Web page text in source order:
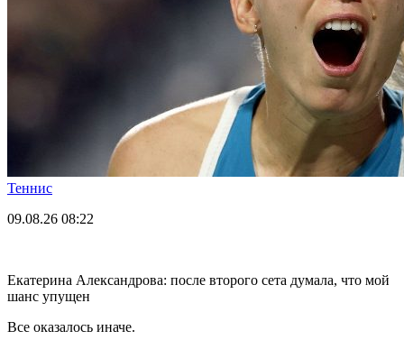
Теннис
09.08.26 08:22
Екатерина Александрова: после второго сета думала, что мой
шанс упущен
Все оказалось иначе.